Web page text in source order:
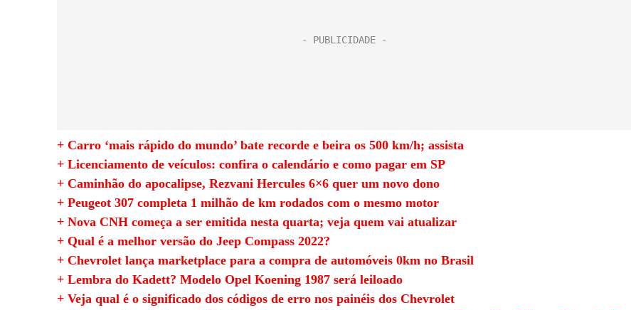
+ Carro ‘mais rápido do mundo’ bate recorde e beira os 500 km/h; assista
+ Licenciamento de veículos: confira o calendário e como pagar em SP
+ Caminhão do apocalipse, Rezvani Hercules 6×6 quer um novo dono
+ Peugeot 307 completa 1 milhão de km rodados com o mesmo motor
+ Nova CNH começa a ser emitida nesta quarta; veja quem vai atualizar
+ Qual é a melhor versão do Jeep Compass 2022?
+ Chevrolet lança marketplace para a compra de automóveis 0km no Brasil
+ Lembra do Kadett? Modelo Opel Koening 1987 será leiloado
+ Veja qual é o significado dos códigos de erro nos painéis dos Chevrolet